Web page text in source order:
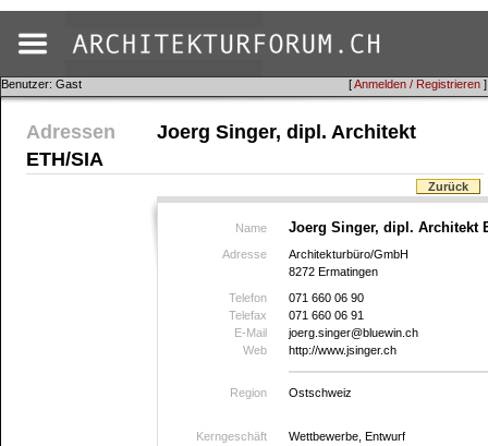
[Anmelden / Registrieren ]
Benutzer: Gast
Adressen
Joerg Singer, dipl. Architekt
ETH/SIA
Zurück
Name Joerg Singer, dipl. Architekt
Adresse
Architekturbüro/GmbH
8272 Ermatingen
Telefon
071 660 06 90
Telefax
071 660 06 91
E-Mail
joerg.singer@bluewin.ch
Web
http://www.jsinger.ch
Region Ostschweiz
Kerngeschäft
Wettbewerbe, Entwurf